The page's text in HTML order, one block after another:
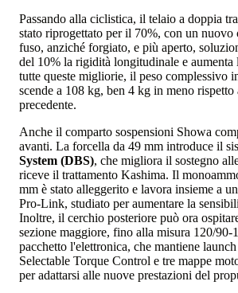
Passando alla ciclistica, il telaio a doppia
stato riprogettato per il 70%, con un nuovo
fuso, anziché forgiato, e più aperto,
del 10% la rigidità longitudinale e aumenta
tutte queste migliorie, il peso complessivo
scende a 108 kg, ben 4 kg in meno
precedente.
Anche il comparto sospensioni Showa
avanti. La forcella da 49 mm introduce il
System (DBS), che migliora il sostegno
riceve il trattamento Kashima. Il
mm è stato alleggerito e lavora insieme a
Pro-Link, studiato per aumentare la
Inoltre, il cerchio posteriore può ora
sezione maggiore, fino alla misura 120/90-
pacchetto l'elettronica, che mantiene
Selectable Torque Control e tre mappe
per adattarsi alle nuove prestazioni del